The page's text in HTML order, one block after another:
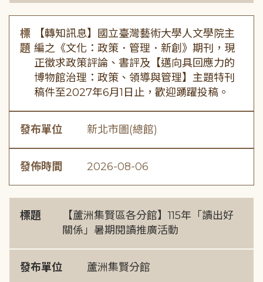
標
題
【轉知訊息】國立臺灣藝術大學人文學院主
編之《文化：政策．管理．新創》期刊，現
正徵求政策評論、書評及【邁向具回應力的
博物館治理：政策、領導與管理】主題特刊
稿件至2027年6月1日止，歡迎踴躍投稿。
發布單位 新北市圖(總館)
發佈時間 2026-08-06
標題
【蘆洲集賢區各分館】115年「讀出好
關係」暑期閱讀推廣活動
發布單位 蘆洲集賢分館